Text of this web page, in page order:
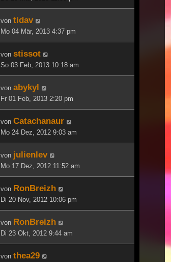
von tidav
Mo 04 Mär, 2013 4:37 pm
von stissot
So 03 Feb, 2013 10:18 am
von abykyl
Fr 01 Feb, 2013 2:20 pm
von Catachanaur
Mo 24 Dez, 2012 9:03 am
von julienlev
Mo 17 Dez, 2012 11:52 am
von RonBreizh
Di 20 Nov, 2012 10:06 pm
von RonBreizh
Di 23 Okt, 2012 9:44 am
von thea29